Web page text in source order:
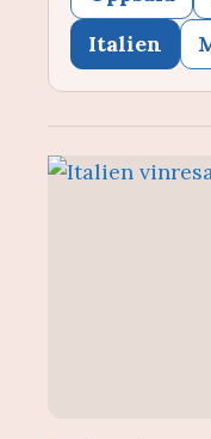
Italien